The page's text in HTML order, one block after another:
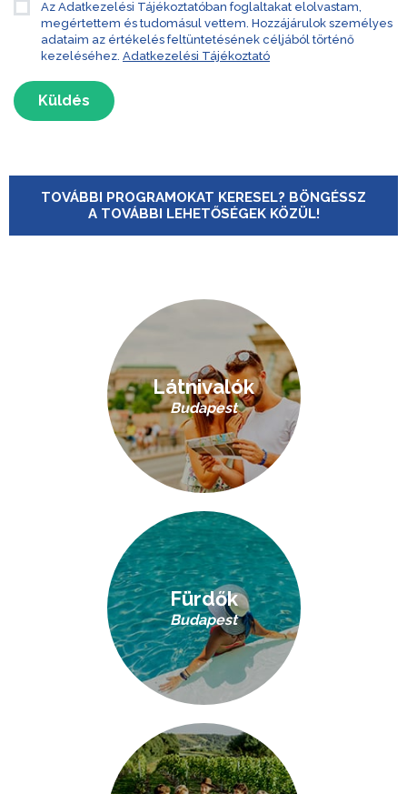
Az Adatkezelési Tájékoztatóban foglaltakat elolvastam,
megértettem és tudomásul vettem. Hozzájárulok személyes
adataim az értékelés feltüntetésének céljából történő
kezeléséhez. Adatkezelési Tájékoztató
Küldés
TOVÁBBI PROGRAMOKAT KERESEL? BÖNGÉSSZ
A TOVÁBBI LEHETŐSÉGEK KÖZÜL!
Látnivalók
Budapest
Fürdők
Budapest